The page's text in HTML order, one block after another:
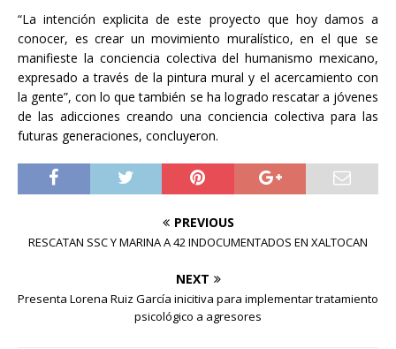
“La intención explicita de este proyecto que hoy damos a
conocer, es crear un movimiento muralístico, en el que se
manifieste la conciencia colectiva del humanismo mexicano,
expresado a través de la pintura mural y el acercamiento con
la gente”, con lo que también se ha logrado rescatar a jóvenes
de las adicciones creando una conciencia colectiva para las
futuras generaciones, concluyeron.
PREVIOUS
RESCATAN SSC Y MARINA A 42 INDOCUMENTADOS EN XALTOCAN
NEXT
Presenta Lorena Ruiz García inicitiva para implementar tratamiento
psicológico a agresores